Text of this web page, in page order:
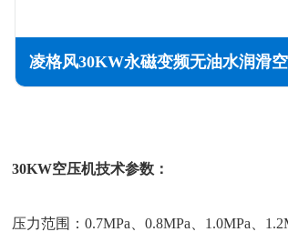
30KW空压机技术参数：
压力范围：0.7MPa、0.8MPa、1.0MPa、